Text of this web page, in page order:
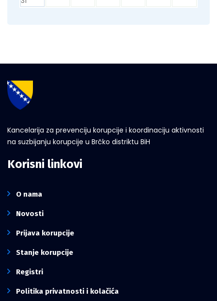
Kancelarija za prevenciju korupcije i koordinaciju aktivnosti
na suzbijanju korupcije u Brčko distriktu BiH
Korisni linkovi
O nama
Novosti
Prijava korupcije
Stanje korupcije
Registri
Politika privatnosti i kolačića